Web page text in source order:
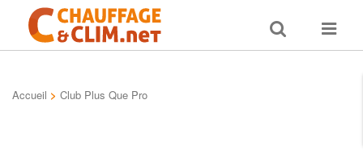
Toggle
search
Toggle
Accueil > Club Plus Que Pro